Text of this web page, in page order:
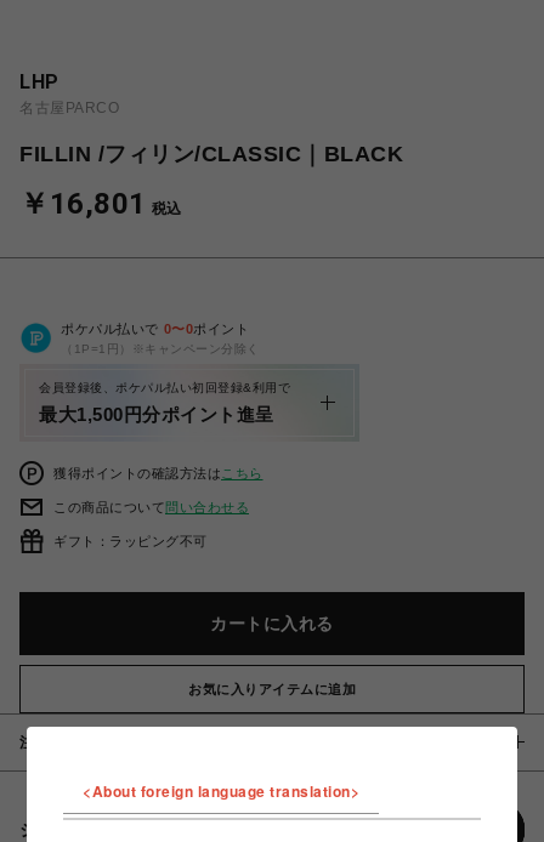
LHP
名古屋PARCO
FILLIN /フィリン/CLASSIC｜BLACK
￥16,801 税込
ポケパル払いで 0〜0ポイント
（1P=1円）※キャンペーン分除く
会員登録後、ポケパル払い初回登録&利用で
最大1,500円分ポイント進呈
獲得ポイントの確認方法は こちら
この商品について問い合わせる
ギフト：ラッピング不可
カートに入れる
お気に入りアイテムに追加
注意事項
シェアする
<About foreign language translation>